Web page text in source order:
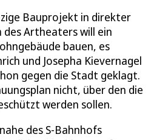
Bauprojekt in direkter
Artheaters will ein
bauen, es
und Josepha Kievernagel
gegen die Stadt geklagt.
nicht, über den die
werden sollen.
des S-Bahnhofs